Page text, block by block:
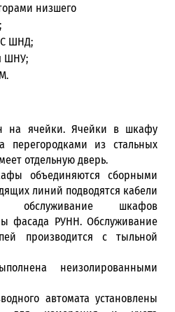
низшего
ШНД;
ШНУ;
на ячейки. Ячейки в шкафу
перегородками из стальных
отдельную дверь.
объединяются сборными
линий подводятся кабели
обслуживание шкафов
фасада РУНН. Обслуживание
производится с тыльной
неизолированными
автомата установлены